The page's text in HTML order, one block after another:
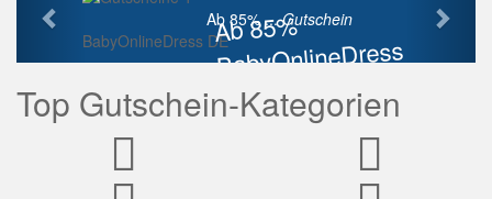
Ab 85%
BabyOnlineDress
Rabatt
Ab 85% ...Gutschein
BabyOnlineDress DE
Top Gutschein-Kategorien